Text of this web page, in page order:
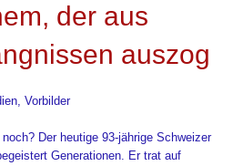
der aus
auszog
Vorbilder
Der heutige 93-jährige Schweizer
Generationen. Er trat auf